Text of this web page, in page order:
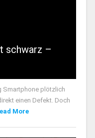
schwarz –
Smartphone plötzlich
einen Defekt. Doch
More